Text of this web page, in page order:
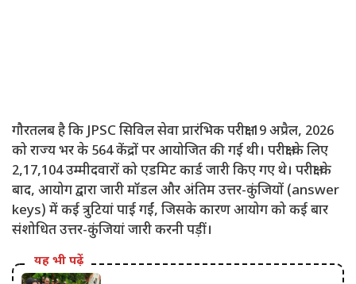
गौरतलब है कि JPSC सिविल सेवा प्रारंभिक परीक्षा 19 अप्रैल, 2026
को राज्य भर के 564 केंद्रों पर आयोजित की गई थी। परीक्षा के लिए
2,17,104 उम्मीदवारों को एडमिट कार्ड जारी किए गए थे। परीक्षा के
बाद, आयोग द्वारा जारी मॉडल और अंतिम उत्तर-कुंजियों (answer
keys) में कई त्रुटियां पाई गईं, जिसके कारण आयोग को कई बार
संशोधित उत्तर-कुंजियां जारी करनी पड़ीं।
यह भी पढ़ें